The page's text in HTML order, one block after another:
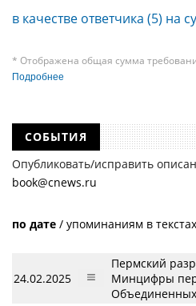
в качестве ответчика (5) на
* Отображена общая сумма
судебным делам, в рамках которых
в одном таком деле может быть
требований одних могут быть
Подробнее
СОБЫТИЯ
Опубликовать/исправить
book@cnews.ru
по дате / упоминаниям в текстах
24.02.2025
Пермский
Минцифры